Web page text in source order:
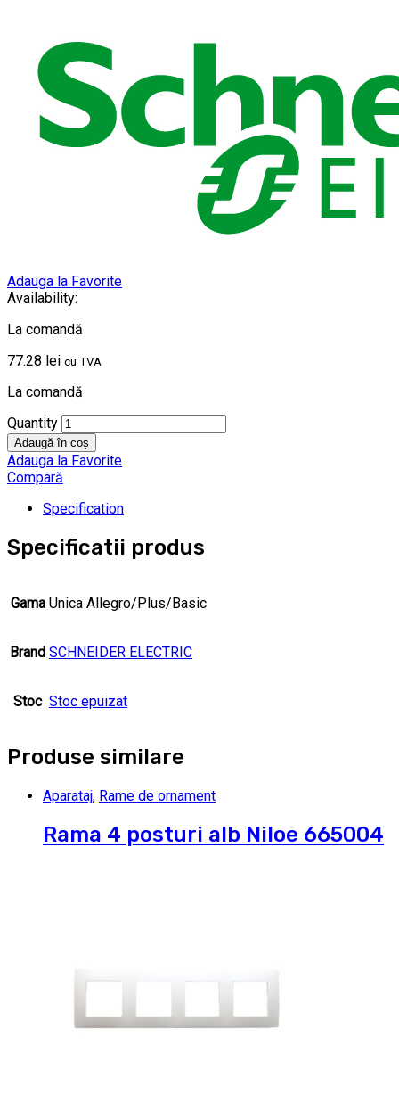
Adauga la Favorite
Availability:
La comandă
77.28 lei cu TVA
La comandă
Quantity
Adaugă în coș
Adauga la Favorite
Compară
Specification
Specificatii produs
Gama Unica Allegro/Plus/Basic
Brand SCHNEIDER ELECTRIC
Stoc Stoc epuizat
Produse similare
Aparataj, Rame de ornament
Rama 4 posturi alb Niloe 665004